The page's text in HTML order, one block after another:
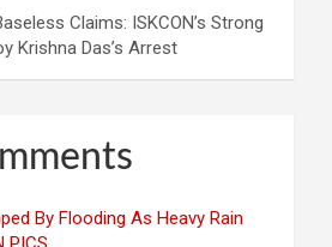
Claims: ISKCON’s Strong
Krishna Das’s Arrest
By Flooding As Heavy Rain